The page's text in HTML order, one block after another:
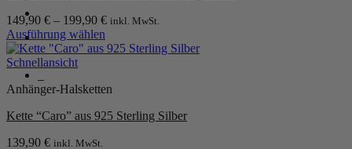
Warenkorb / 0,00
149,90 € – 199,90 € inkl. MwSt.
Ausführung wählen
Dieses
Produkt
weist
mehrere
auf.
Schnellansicht
Anhänger-Halsketten
Kette “Caro” aus 925 Sterling Silber
139,90 € inkl. MwSt.